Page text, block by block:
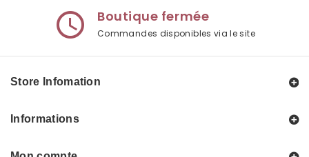
access_time Boutique fermée
Commandes disponibles via le site
Store Infomation
Informations